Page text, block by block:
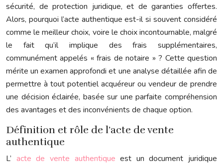
sécurité, de protection juridique, et de garanties offertes.
Alors, pourquoi l’acte authentique est-il si souvent considéré
comme le meilleur choix, voire le choix incontournable, malgré
le fait qu’il implique des frais supplémentaires,
communément appelés « frais de notaire » ? Cette question
mérite un examen approfondi et une analyse détaillée afin de
permettre à tout potentiel acquéreur ou vendeur de prendre
une décision éclairée, basée sur une parfaite compréhension
des avantages et des inconvénients de chaque option.
Définition et rôle de l’acte de vente
authentique
L’ acte de vente authentiqueest un document juridique